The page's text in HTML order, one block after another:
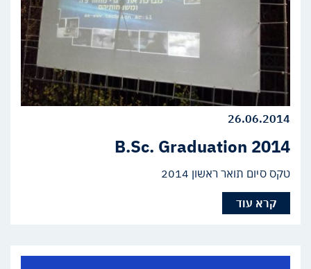
26.06.2014
B.Sc. Graduation 2014
טקס סיום תואר ראשון 2014
קרא עוד